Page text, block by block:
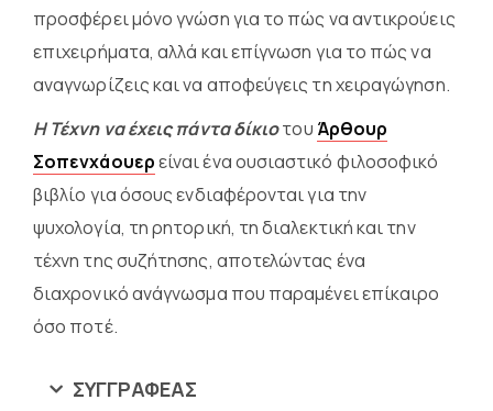
προσφέρει μόνο γνώση για το πώς να αντικρούεις
επιχειρήματα, αλλά και επίγνωση για το πώς να
αναγνωρίζεις και να αποφεύγεις τη χειραγώγηση.
Η Τέχνη να έχεις πάντα δίκιοτου Άρθουρ
Σοπενχάουερείναι ένα ουσιαστικό φιλοσοφικό
βιβλίο για όσους ενδιαφέρονται για την
ψυχολογία, τη ρητορική, τη διαλεκτική και την
τέχνη της συζήτησης, αποτελώντας ένα
διαχρονικό ανάγνωσμα που παραμένει επίκαιρο
όσο ποτέ.
ΣΥΓΓΡΑΦΈΑΣ